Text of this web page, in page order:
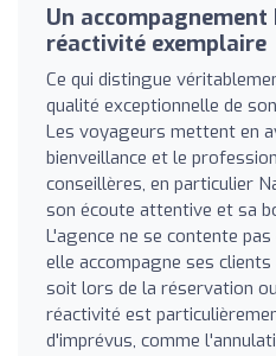
Un
réactivité exemplaire
Ce qui distingue
qualité exceptionnelle de
Les voyageurs mettent en
bienveillance et le
conseillères, en particulier
son écoute attentive et sa
L'agence ne se contente
elle accompagne ses clients
soit lors de la réservation
réactivité est
d'imprévus, comme